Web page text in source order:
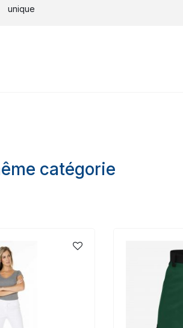
unique
catégorie